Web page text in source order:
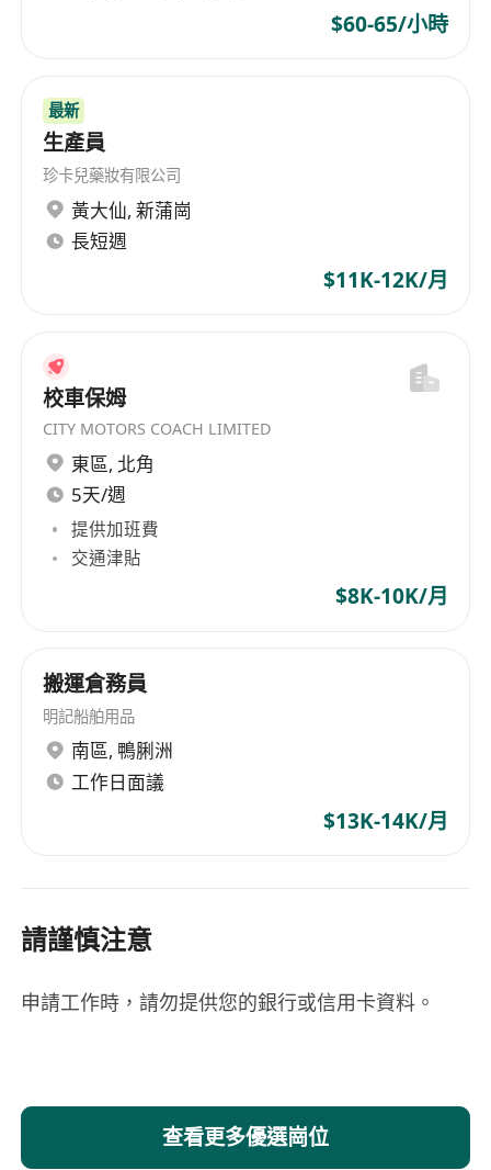
$60-65/小時
最新
生產員
珍卡兒藥妝有限公司
黃大仙, 新蒲崗
長短週
$11K-12K/月
校車保姆
CITY MOTORS COACH LIMITED
東區, 北角
5天/週
提供加班費
交通津貼
$8K-10K/月
搬運倉務員
明記船舶用品
南區, 鴨脷洲
工作日面議
$13K-14K/月
請謹慎注意
申請工作時，請勿提供您的銀行或信用卡資料。
查看更多優選崗位